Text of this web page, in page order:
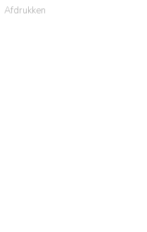
Afdrukken